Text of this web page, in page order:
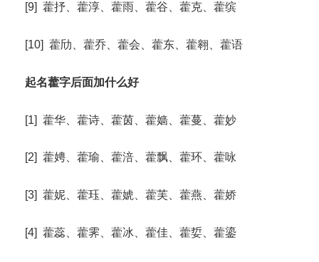
[9] 藿抒、藿淳、藿雨、藿谷、藿克、藿缤
[10] 藿劤、藿乔、藿会、藿东、藿翱、藿语
起名藿字后面加什么好
[1] 藿华、藿诗、藿茵、藿嫱、藿蔓、藿妙
[2] 藿娉、藿瑜、藿涪、藿飘、藿环、藿咏
[3] 藿妮、藿珏、藿婋、藿芙、藿燕、藿娇
[4] 藿蕊、藿霁、藿冰、藿佳、藿娎、藿鎏